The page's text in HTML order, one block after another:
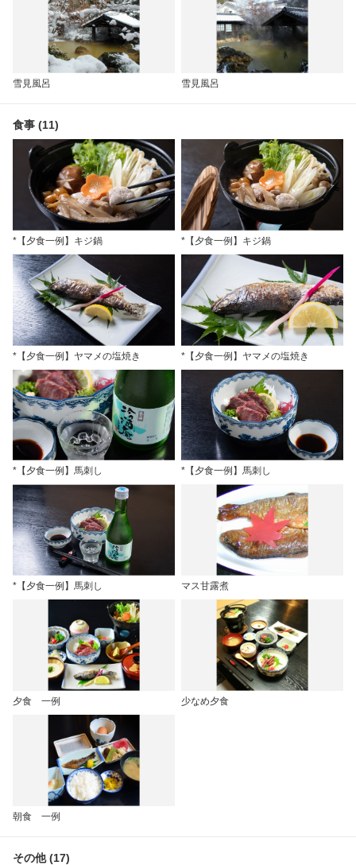
雪見風呂 雪見風呂
食事 (11)
*【夕食一例】キジ鍋 *【夕食一例】キジ鍋
*【夕食一例】ヤマメの塩焼き *【夕食一例】ヤマメの塩焼き
*【夕食一例】馬刺し *【夕食一例】馬刺し
*【夕食一例】馬刺し マス甘露煮
夕食 一例 少なめ夕食
朝食 一例
その他 (17)